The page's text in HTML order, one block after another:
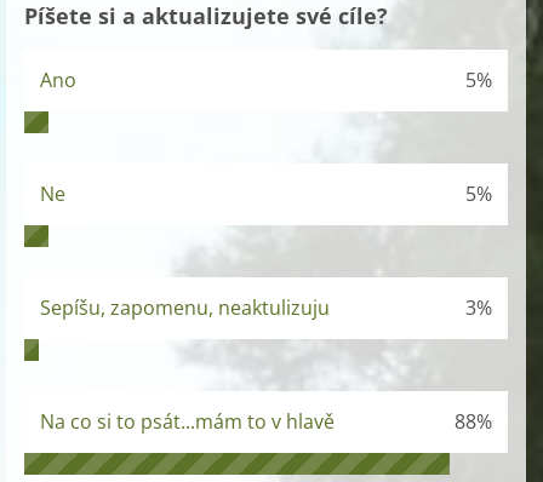
Píšete si a aktualizujete své cíle?
Ano 5%
Ne 5%
Sepíšu, zapomenu, neaktulizuju 3%
Na co si to psát...mám to v hlavě 88%